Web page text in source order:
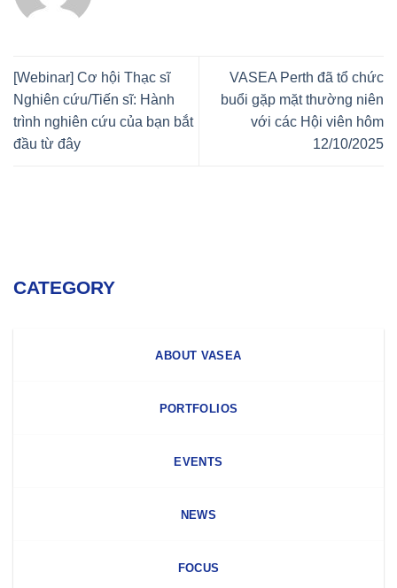
[Webinar] Cơ hội Thạc sĩ
Nghiên cứu/Tiến sĩ: Hành
trình nghiên cứu của bạn bắt
đầu từ đây
VASEA Perth đã tổ chức
buổi gặp mặt thường niên
với các Hội viên hôm
12/10/2025
CATEGORY
ABOUT VASEA
PORTFOLIOS
EVENTS
NEWS
FOCUS